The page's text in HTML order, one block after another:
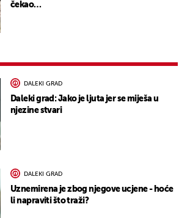
čekao…
DALEKI GRAD
Daleki grad: Jako je ljuta jer se miješa u
njezine stvari
DALEKI GRAD
Uznemirena je zbog njegove ucjene - hoće
li napraviti što traži?